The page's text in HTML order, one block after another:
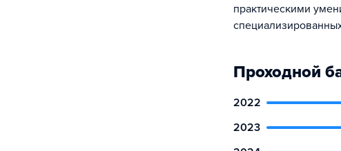
практическими
Проходной
2022
2023